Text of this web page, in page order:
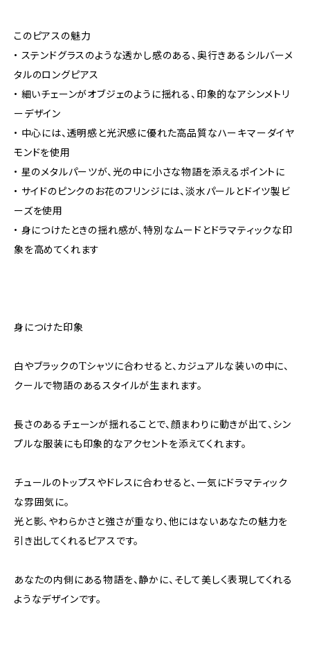
このピアスの魅力
• ステンドグラスのような透かし感のある、奥行きあるシルバーメ
タルのロングピアス
• 細いチェーンがオブジェのように揺れる、印象的なアシンメトリ
ーデザイン
• 中心には、透明感と光沢感に優れた高品質なハーキマーダイヤ
モンドを使用
• 星のメタルパーツが、光の中に小さな物語を添えるポイントに
• サイドのピンクのお花のフリンジには、淡水パールとドイツ製ビ
ーズを使用
• 身につけたときの揺れ感が、特別なムードとドラマティックな印
象を高めてくれます
身につけた印象
白やブラックのTシャツに合わせると、カジュアルな装いの中に、
クールで物語のあるスタイルが生まれます。
長さのあるチェーンが揺れることで、顔まわりに動きが出て、シン
プルな服装にも印象的なアクセントを添えてくれます。
チュールのトップスやドレスに合わせると、一気にドラマティック
な雰囲気に。
光と影、やわらかさと強さが重なり、他にはないあなたの魅力を
引き出してくれるピアスです。
あなたの内側にある物語を、静かに、そして美しく表現してくれる
ようなデザインです。